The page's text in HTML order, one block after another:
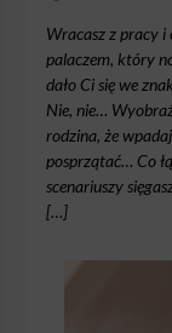
Wracasz z pracy i
palaczem, który
dało Ci się we
Nie, nie…
rodzina, że
posprzątać… Co
scenariuszy
[…]